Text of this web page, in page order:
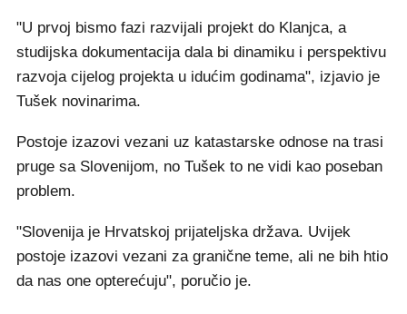
"U prvoj bismo fazi razvijali projekt do Klanjca, a
studijska dokumentacija dala bi dinamiku i perspektivu
razvoja cijelog projekta u idućim godinama", izjavio je
Tušek novinarima.
Postoje izazovi vezani uz katastarske odnose na trasi
pruge sa Slovenijom, no Tušek to ne vidi kao poseban
problem.
"Slovenija je Hrvatskoj prijateljska država. Uvijek
postoje izazovi vezani za granične teme, ali ne bih htio
da nas one opterećuju", poručio je.